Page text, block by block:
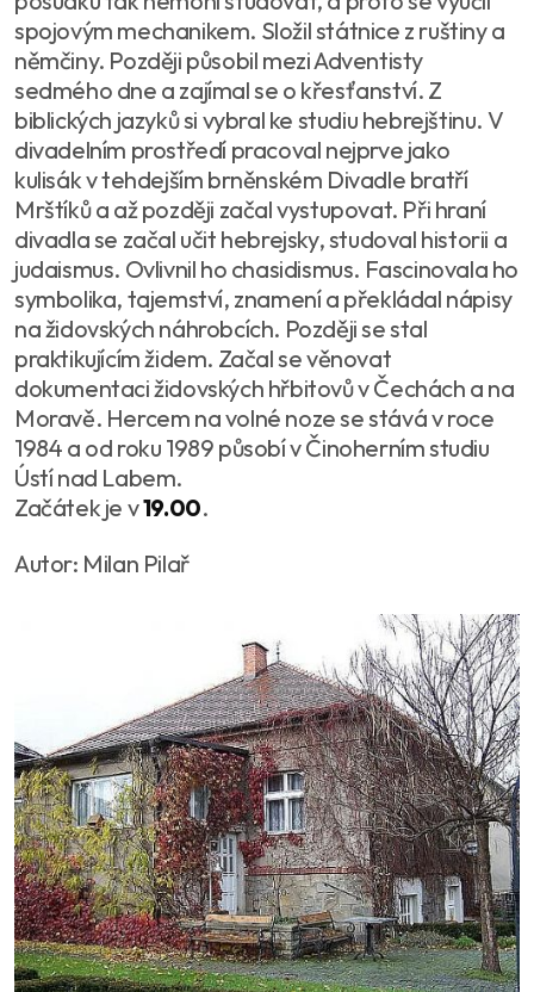
spojovým mechanikem. Složil státnice z ruštiny a
němčiny. Později působil mezi Adventisty
sedmého dne a zajímal se o křesťanství. Z
biblických jazyků si vybral ke studiu hebrejštinu. V
divadelním prostředí pracoval nejprve jako
kulisák v tehdejším brněnském Divadle bratří
Mrštíků a až později začal vystupovat. Při hraní
divadla se začal učit hebrejsky, studoval historii a
judaismus. Ovlivnil ho chasidismus. Fascinovala ho
symbolika, tajemství, znamení a překládal nápisy
na židovských náhrobcích. Později se stal
praktikujícím židem. Začal se věnovat
dokumentaci židovských hřbitovů v Čechách a na
Moravě. Hercem na volné noze se stává v roce
1984 a od roku 1989 působí v Činoherním studiu
Ústí nad Labem.
Začátek je v19.00.
Autor: Milan Pilař